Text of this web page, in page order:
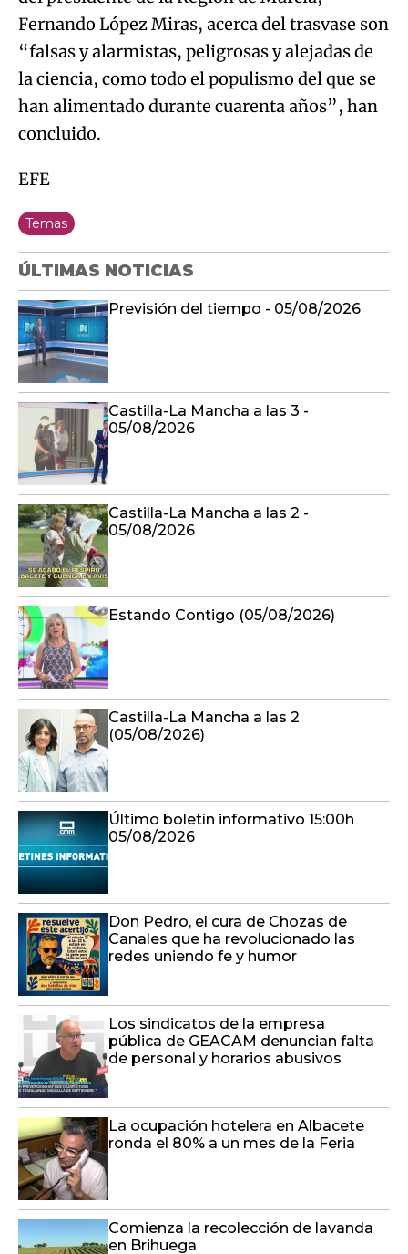
Fernando López Miras, acerca del trasvase son
“falsas y alarmistas, peligrosas y alejadas de
la ciencia, como todo el populismo del que se
han alimentado durante cuarenta años”, han
concluido.
EFE
Temas
ÚLTIMAS NOTICIAS
Previsión del tiempo - 05/08/2026
Castilla-La Mancha a las 3 -
05/08/2026
Castilla-La Mancha a las 2 -
05/08/2026
Estando Contigo (05/08/2026)
Castilla-La Mancha a las 2
(05/08/2026)
Último boletín informativo 15:00h
05/08/2026
Don Pedro, el cura de Chozas de
Canales que ha revolucionado las
redes uniendo fe y humor
Los sindicatos de la empresa
pública de GEACAM denuncian falta
de personal y horarios abusivos
La ocupación hotelera en Albacete
ronda el 80% a un mes de la Feria
Comienza la recolección de lavanda
en Brihuega